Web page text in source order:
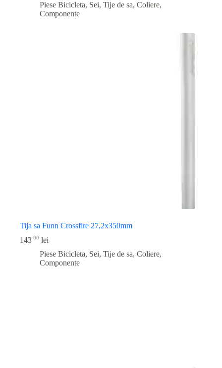
Piese Bicicleta, Sei, Tije de sa, Coliere,
Componente
Tija sa Funn Crossfire 27,2x350mm
143 00 lei
Piese Bicicleta, Sei, Tije de sa, Coliere,
Componente